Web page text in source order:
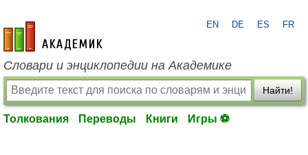
academic.ru
EN DE ES FR
Словари и энциклопедии на Академике
Найти!
Толкования Переводы Книги Игры ⚽